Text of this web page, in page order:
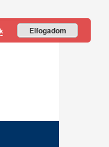
Elfogadom